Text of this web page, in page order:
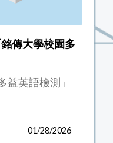
傳大學校園多
益英語檢測」
01/28/2026